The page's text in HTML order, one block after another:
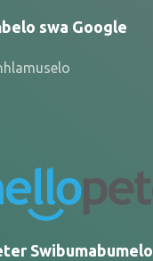
swa Google
Swibumabumelo